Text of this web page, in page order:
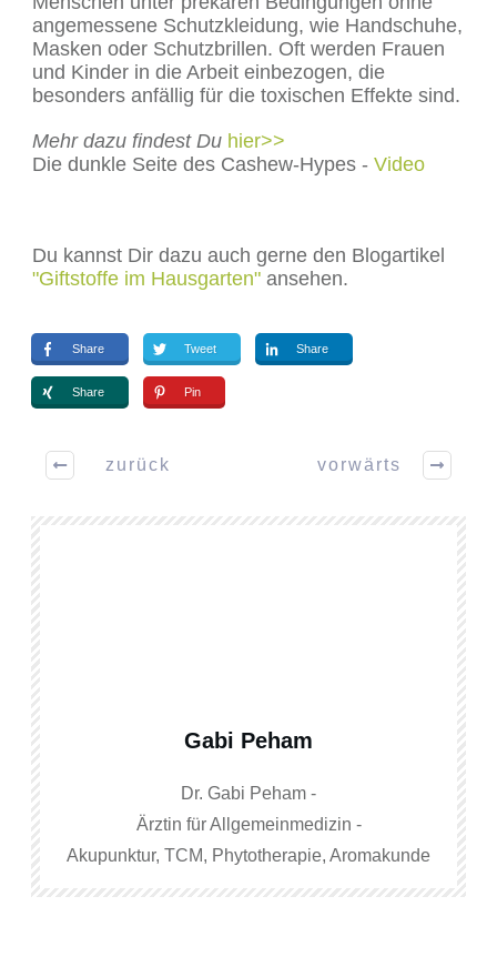
angemessene Schutzkleidung, wie Handschuhe,
Masken oder Schutzbrillen. Oft werden Frauen
und Kinder in die Arbeit einbezogen, die
besonders anfällig für die toxischen Effekte sind.
Mehr dazu findest Du hier>>
Die dunkle Seite des Cashew-Hypes - Video
Du kannst Dir dazu auch gerne den Blogartikel
"Giftstoffe im Hausgarten" ansehen.
Share Tweet Share
Share Pin
zurück vorwärts
Gabi Peham
Dr. Gabi Peham -
Ärztin für Allgemeinmedizin -
Akupunktur, TCM, Phytotherapie, Aromakunde